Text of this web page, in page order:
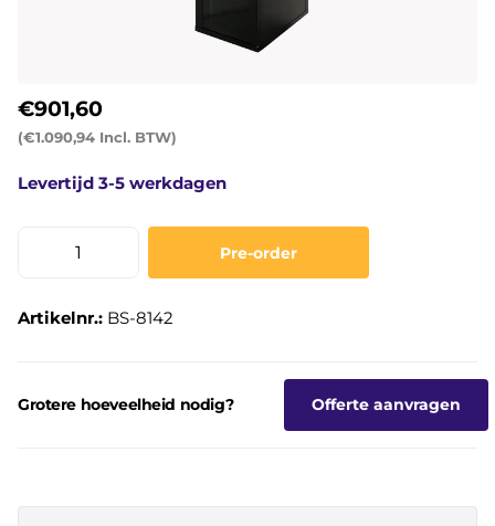
(€1.090,94 Incl. BTW)
€901,60
Levertijd 3-5 werkdagen
Pre-order
Artikelnr.: BS-8142
Grotere hoeveelheid nodig? Offerte aanvragen